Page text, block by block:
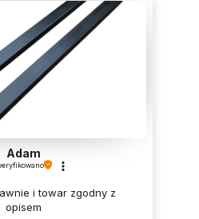
Adam
i towar zgodny z
opisem